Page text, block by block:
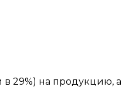
на продукцию,